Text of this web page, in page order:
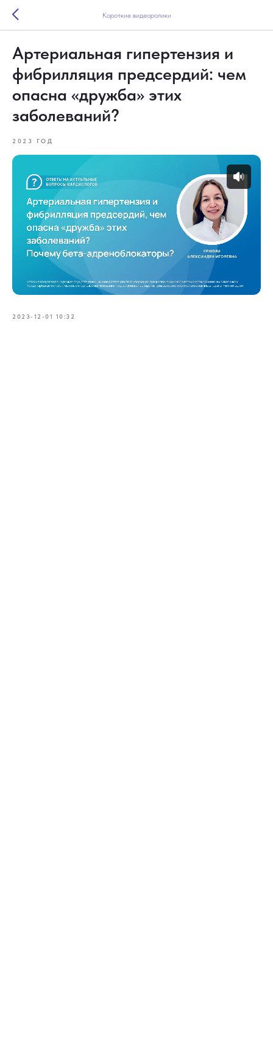
Короткие видеоролики
Артериальная гипертензия и
фибрилляция предсердий: чем
опасна «дружба» этих
заболеваний?
2023 ГОД
2023-12-01 10:32